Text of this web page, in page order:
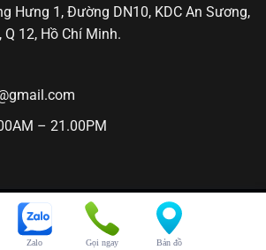
Hưng 1, Đường DN10, KDC An Sương,
Q 12, Hồ Chí Minh.
– 21.00PM
Olagood. All Rights Reserved.
Bản đồ
Gọi ngay
Zalo